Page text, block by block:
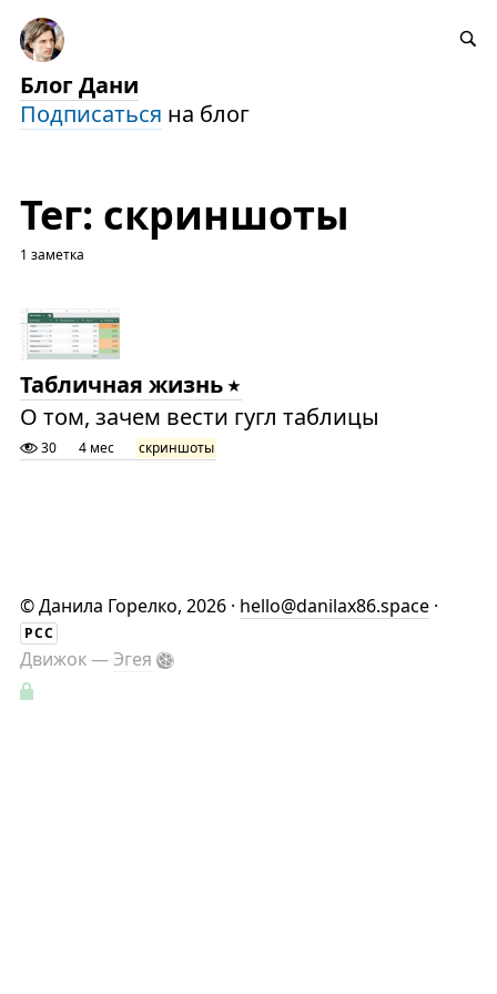
Блог Дани
Подписаться на блог
Тег: скриншоты
1 заметка
Табличная жизнь
О том, зачем вести гугл таблицы
30 4 мес скриншоты
©Данила Горелко, 2026 · hello@danilax86.space·
РСС
Движок —Эгея